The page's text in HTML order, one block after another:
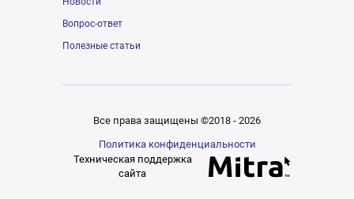
Вопрос-ответ
Полезные статьи
Все права защищены ©2018 - 2026
Политика конфиденциальности
Техническая поддержка
сайта